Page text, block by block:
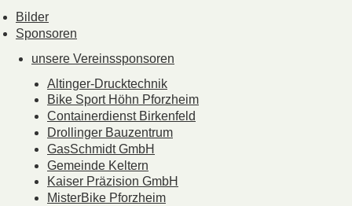
Bilder
Sponsoren
unsere Vereinssponsoren
Altinger-Drucktechnik
Bike Sport Höhn Pforzheim
Containerdienst Birkenfeld
Drollinger Bauzentrum
GasSchmidt GmbH
Gemeinde Keltern
Kaiser Präzision GmbH
MisterBike Pforzheim